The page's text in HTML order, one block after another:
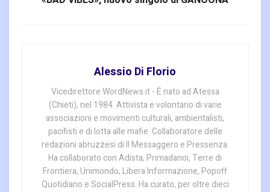
Alessio Di Florio
Vicedirettore WordNews.it - È nato ad Atessa
(Chieti), nel 1984. Attivista e volontario di varie
associazioni e movimenti culturali, ambientalisti,
pacifisti e di lotta alle mafie. Collaboratore delle
redazioni abruzzesi di Il Messaggero e Pressenza.
Ha collaborato con Adista, Primadanoi, Terre di
Frontiera, Unimondo, Libera Informazione, Popoff
Quotidiano e SocialPress. Ha curato, per oltre dieci